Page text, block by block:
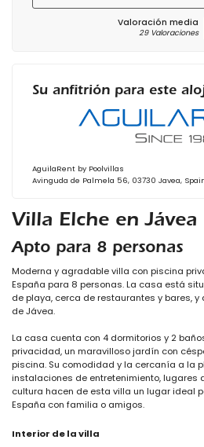
Villa Elche en Jávea
Apto para 8 personas
Moderna y agradable villa con piscina
España para 8 personas. La casa está
de playa, cerca de restaurantes y bares, y
de Jávea.
La casa cuenta con 4 dormitorios y 2
privacidad, un maravilloso jardín con
piscina. Su comodidad y la cercanía a la
instalaciones de entretenimiento, lugares
cultura hacen de esta villa un lugar ideal
España con familia o amigos.
Interior de la villa
Valoración media
29 Valoraciones
Su anfitrión para este
AguilaRent by Poolvillas
Avinguda de Palmela 56, 03730 Javea,